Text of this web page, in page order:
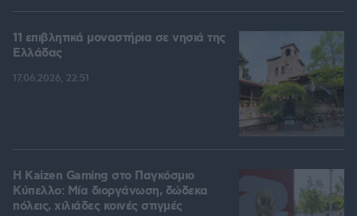
11 επιβλητικά μοναστήρια σε νησιά της
Ελλάδας
17.06.2026, 22:51
H Kaizen Gaming στο Παγκόσμιο
Kύπελλο: Μία διοργάνωση, δώδεκα
πόλεις, χιλιάδες κοινές στιγμές